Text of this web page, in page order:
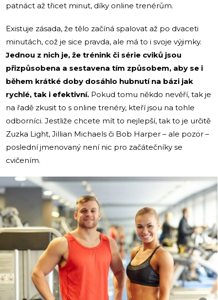
patnáct až třicet minut, díky online trenérům.
Existuje zásada, že tělo začíná spalovat až po dvaceti
minutách, což je sice pravda, ale má to i svoje výjimky.
Jednou z nich je, že trénink či série cviků jsou
přizpůsobena a sestavena tím způsobem, aby se i
během krátké doby dosáhlo hubnutí na bázi jak
rychlé, tak i efektivní. Pokud tomu někdo nevěří, tak je
na řadě zkusit to s online trenéry, kteří jsou na tohle
odborníci. Jestliže chcete mít to nejlepší, tak to je určitě
Zuzka Light, Jillian Michaels či Bob Harper – ale pozor –
poslední jmenovaný není nic pro začátečníky se
cvičením.